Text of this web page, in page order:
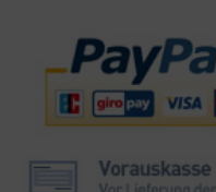
Zahlungsmethoden